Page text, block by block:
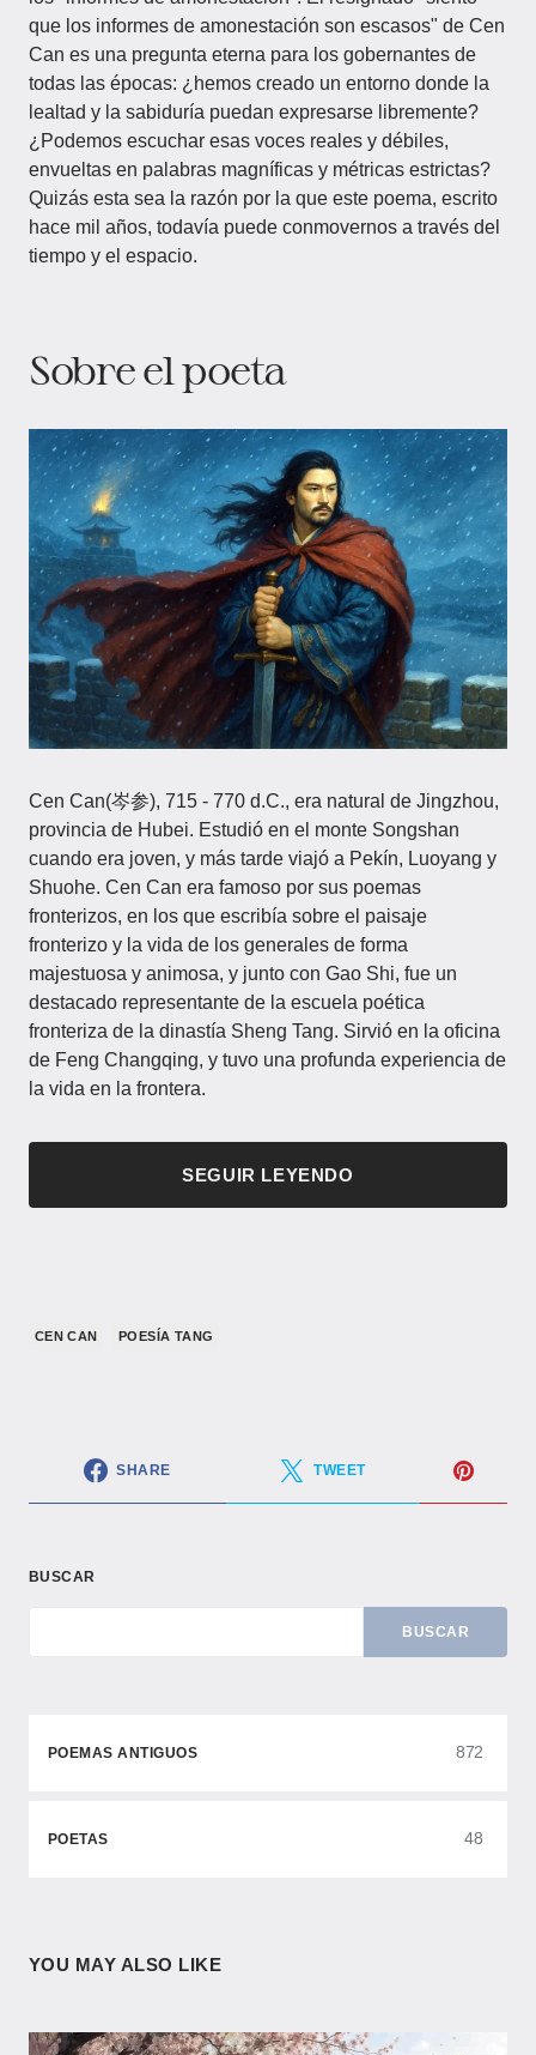
que los informes de amonestación son escasos" de Cen
Can es una pregunta eterna para los gobernantes de
todas las épocas: ¿hemos creado un entorno donde la
lealtad y la sabiduría puedan expresarse libremente?
¿Podemos escuchar esas voces reales y débiles,
envueltas en palabras magníficas y métricas estrictas?
Quizás esta sea la razón por la que este poema, escrito
hace mil años, todavía puede conmovernos a través del
tiempo y el espacio.
Sobre el poeta
Cen Can(岑参), 715 - 770 d.C., era natural de Jingzhou,
provincia de Hubei. Estudió en el monte Songshan
cuando era joven, y más tarde viajó a Pekín, Luoyang y
Shuohe. Cen Can era famoso por sus poemas
fronterizos, en los que escribía sobre el paisaje
fronterizo y la vida de los generales de forma
majestuosa y animosa, y junto con Gao Shi, fue un
destacado representante de la escuela poética
fronteriza de la dinastía Sheng Tang. Sirvió en la oficina
de Feng Changqing, y tuvo una profunda experiencia de
la vida en la frontera.
SEGUIR LEYENDO
CEN CAN POESÍA TANG
SHARE TWEET
BUSCAR
BUSCAR
POEMAS ANTIGUOS 872
POETAS 48
YOU MAY ALSO LIKE